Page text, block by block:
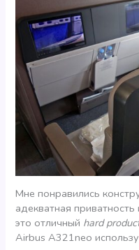
Мне понравились
адекватная
это отличный hard
Airbus A321neo